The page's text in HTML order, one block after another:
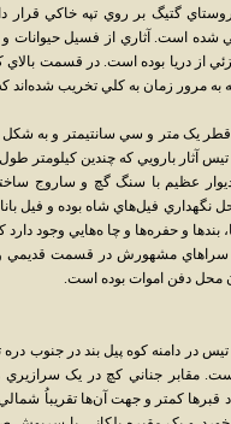
روستاي گتيگ بر روي تپه خاکي
شده است. آثاري از فسيل حيوانات
از دريا بوده است. در قسمت
به مرور زمان به کلي تخريب شده‌اند
قطر يک متر و سي سانتيمتر و به
آثار بارويي که چندين کيلومتر طول
عظيم با سنگ گچ و ساروج
نگهداري فيل‌هاي شاه بوده و فيل
بند‌ها و حفره‌ها و چا ه‌هايي وجود
و سراهاي مشهورش در قسمت قديمي
محل دفن اموات بوده است.
در دامنه کوه پيل بند در جنوب
مقابر جناني کچ در يک سرازيري
قبر‌ها کمتر و جهت آن‌ها تقريباُ